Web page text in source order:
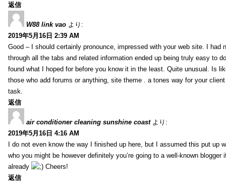
返信
W88 link vao より:
2019年5月16日 2:39 AM
Good – I should certainly pronounce, impressed with your web site. I had
through all the tabs and related information ended up being truly easy to
found what I hoped for before you know it in the least. Quite unusual. Is
those who add forums or anything, site theme . a tones way for your
task.
返信
air conditioner cleaning sunshine coast より:
2019年5月16日 4:16 AM
I do not even know the way I finished up here, but I assumed this put up
who you might be however definitely you’re going to a well-known blogger
already
Cheers!
返信